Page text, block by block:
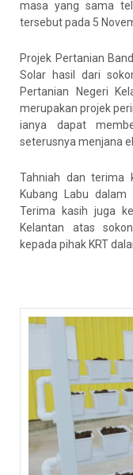
masa yang sama
tersebut pada 5
Projek Pertanian
Solar hasil dari
Pertanian Negeri
merupakan projek
ianya dapat
seterusnya menjana
Tahniah dan terima
Kubang Labu dalam
Terima kasih juga
Kelantan atas
kepada pihak KRT